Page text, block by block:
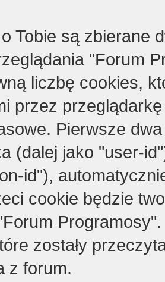
Tobie są zbierane
"Forum
liczbę cookies,
przez
Pierwsze
(dalej jako "user-
id"),
cookie będzie
zostały
z forum.